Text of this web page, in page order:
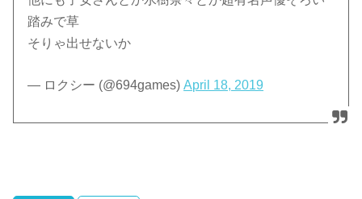
踏みで草
そりゃ出せないか
— ロクシー (@694games)April 18, 2019